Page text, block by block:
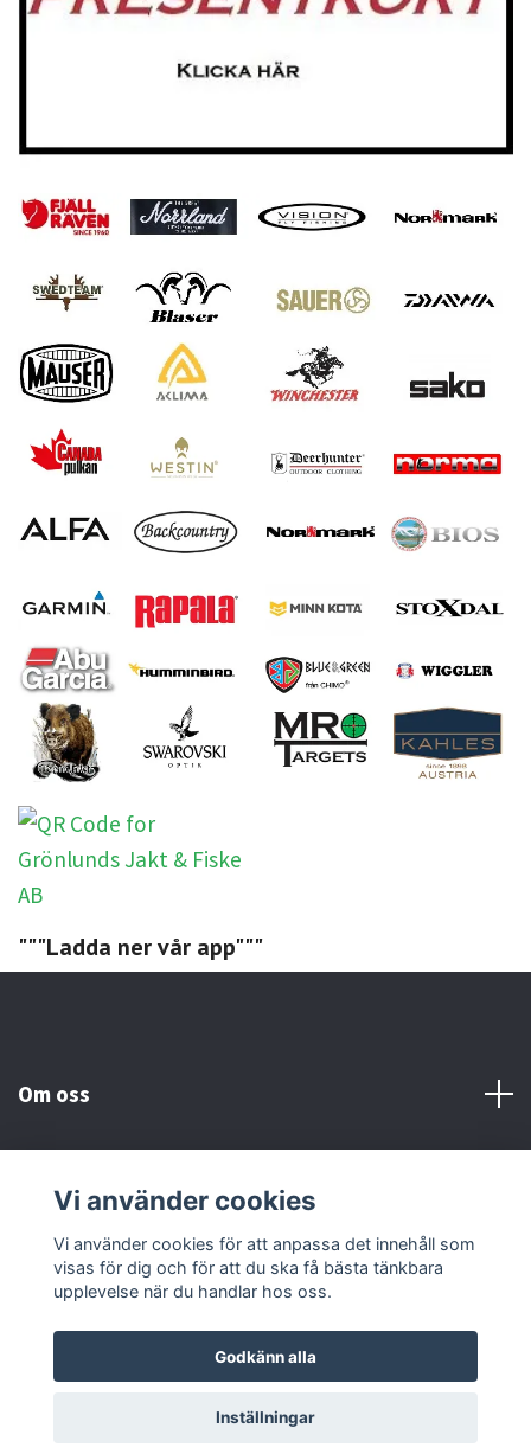
"""Ladda ner vår app"""
Om oss
Sociala medier
© 2026 Grönlunds Jakt & Fiske AB
Vi använder cookies
Vi använder cookies för att anpassa det innehåll som
visas för dig och för att du ska få bästa tänkbara
upplevelse när du handlar hos oss.
Godkänn alla
Inställningar